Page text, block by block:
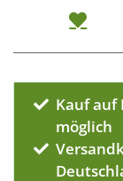
Kauf auf
möglich